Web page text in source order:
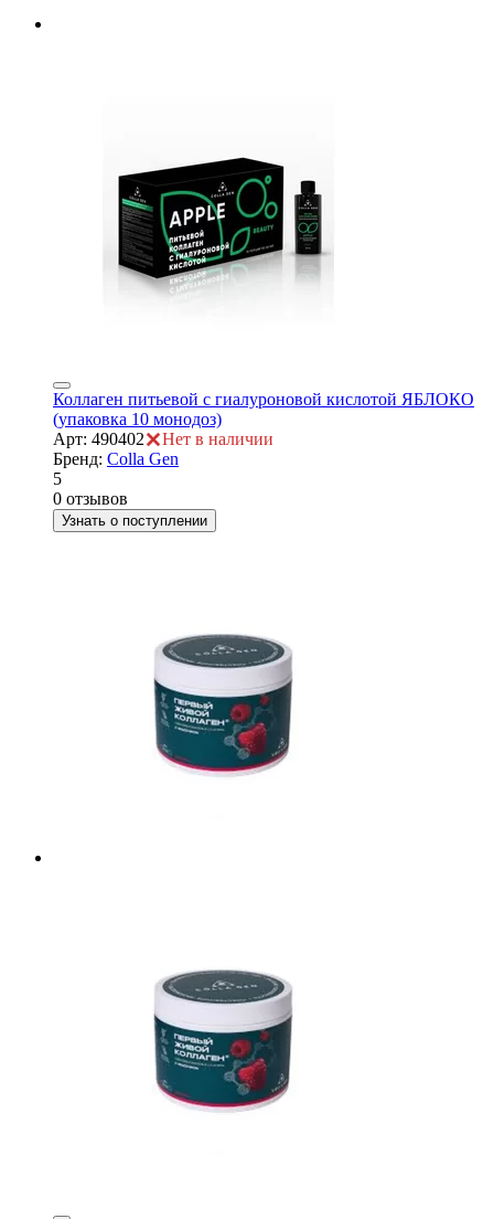
Коллаген питьевой с гиалуроновой кислотой ЯБЛОКО
(упаковка 10 монодоз)
Арт: 490402
Нет в наличии
Бренд: Colla Gen
5
0 отзывов
Узнать о поступлении